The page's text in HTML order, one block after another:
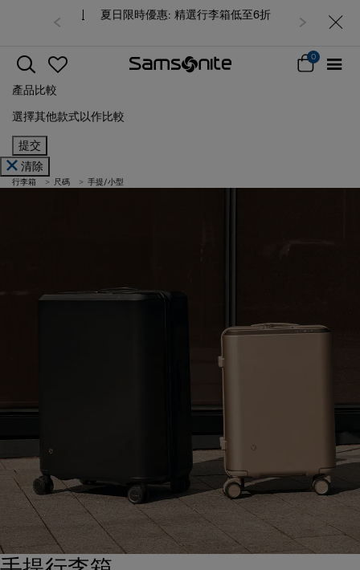
夏日限時優惠: 精選行李箱低至6折
產品比較
清除
行李箱
手提行李箱